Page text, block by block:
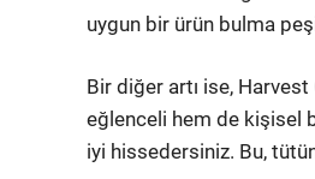
uygun bir ürün bulma
Bir diğer artı ise, Harvest
eğlenceli hem de kişisel
iyi hissedersiniz. Bu,